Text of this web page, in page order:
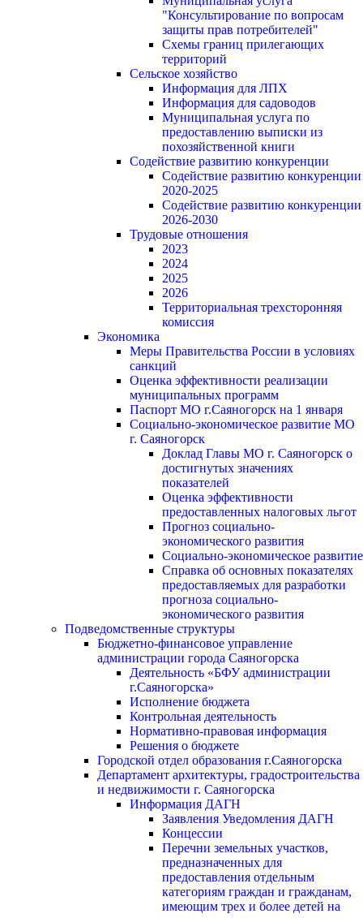
"Консультирование по вопросам
защиты прав потребителей"
Схемы границ прилегающих
территорий
Сельское хозяйство
Информация для ЛПХ
Информация для садоводов
Муниципальная услуга по
предоставлению выписки из
похозяйственной книги
Содействие развитию конкуренции
Содействие развитию конкуренции
2020-2025
Содействие развитию конкуренции
2026-2030
Трудовые отношения
2023
2024
2025
2026
Территориальная трехсторонняя
комиссия
Экономика
Меры Правительства России в условиях
санкций
Оценка эффективности реализации
муниципальных программ
Паспорт МО г.Саяногорск на 1 января
Социально-экономическое развитие МО
г. Саяногорск
Доклад Главы МО г. Саяногорск о
достигнутых значениях
показателей
Оценка эффективности
предоставленных налоговых льгот
Прогноз социально-
экономического развития
Социально-экономическое развитие
Справка об основных показателях
предоставляемых для разработки
прогноза социально-
экономического развития
Подведомственные структуры
Бюджетно-финансовое управление
администрации города Саяногорска
Деятельность «БФУ администрации
г.Саяногорска»
Исполнение бюджета
Контрольная деятельность
Нормативно-правовая информация
Решения о бюджете
Городской отдел образования г.Саяногорска
Департамент архитектуры, градостроительства
и недвижимости г. Саяногорска
Информация ДАГН
Заявления Уведомления ДАГН
Концессии
Перечни земельных участков,
предназначенных для
предоставления отдельным
категориям граждан и гражданам,
имеющим трех и более детей на